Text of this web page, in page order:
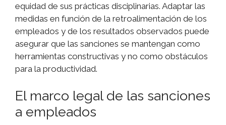
equidad de sus prácticas disciplinarias. Adaptar las
medidas en función de la retroalimentación de los
empleados y de los resultados observados puede
asegurar que las sanciones se mantengan como
herramientas constructivas y no como obstáculos
para la productividad.
El marco legal de las sanciones
a empleados